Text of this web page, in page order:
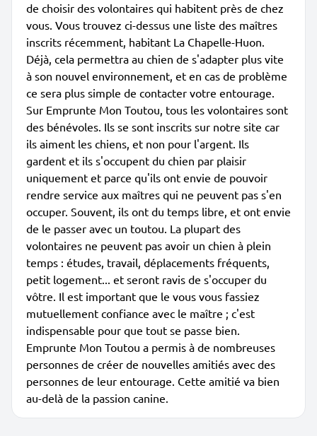
de choisir des volontaires qui habitent près de chez
vous. Vous trouvez ci-dessus une liste des maîtres
inscrits récemment, habitant La Chapelle-Huon.
Déjà, cela permettra au chien de s'adapter plus vite
à son nouvel environnement, et en cas de problème
ce sera plus simple de contacter votre entourage.
Sur Emprunte Mon Toutou, tous les volontaires sont
des bénévoles. Ils se sont inscrits sur notre site car
ils aiment les chiens, et non pour l'argent. Ils
gardent et ils s'occupent du chien par plaisir
uniquement et parce qu'ils ont envie de pouvoir
rendre service aux maîtres qui ne peuvent pas s'en
occuper. Souvent, ils ont du temps libre, et ont envie
de le passer avec un toutou. La plupart des
volontaires ne peuvent pas avoir un chien à plein
temps : études, travail, déplacements fréquents,
petit logement... et seront ravis de s'occuper du
vôtre. Il est important que le vous vous fassiez
mutuellement confiance avec le maître ; c'est
indispensable pour que tout se passe bien.
Emprunte Mon Toutou a permis à de nombreuses
personnes de créer de nouvelles amitiés avec des
personnes de leur entourage. Cette amitié va bien
au-delà de la passion canine.